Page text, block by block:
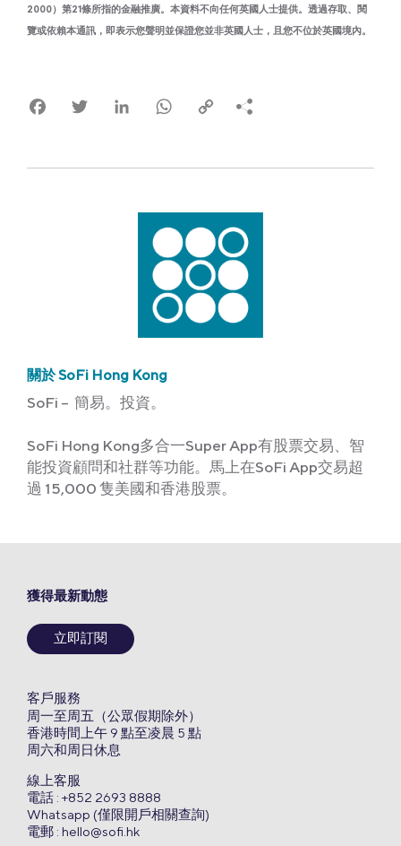
2000）第21條所指的金融推廣。本資料不向任何英國人士提供。透過存取、閱
覽或依賴本通訊，即表示您聲明並保證您並非英國人士，且您不位於英國境內。
FacebookTwitter LinkedInWhatsApp
Copy
關於 SoFi Hong Kong
SoFi – 簡易。投資。
SoFi Hong Kong多合一Super App有股票交易、智
能投資顧問和社群等功能。馬上在SoFi App交易超
過 15,000 隻美國和香港股票。
獲得最新動態
立即訂閱
客戶服務
周一至周五（公眾假期除外）
香港時間上午 9 點至凌晨 5 點
周六和周日休息
線上客服
電話 : +852 2693 8888
Whatsapp (僅限開戶相關查詢)
電郵 : hello@sofi.hk